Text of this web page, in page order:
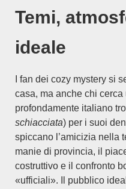
Temi,
ideale
I fan dei cozy mystery si
casa, ma anche chi
profondamente italiano
schiacciata) per i suoi
spiccano l’amicizia nella
manie di provincia, il
costruttivo e il confronto
«ufficiali». Il pubblico